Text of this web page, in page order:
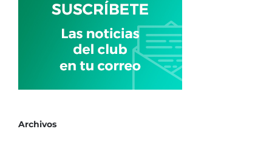
Archivos